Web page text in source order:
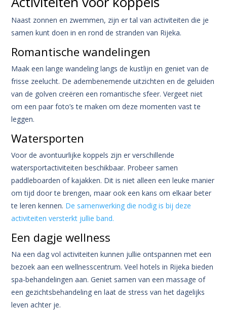
Naast zonnen en zwemmen, zijn er tal van activiteiten die je
samen kunt doen in en rond de stranden van Rijeka.
Romantische wandelingen
Maak een lange wandeling langs de kustlijn en geniet van de
frisse zeelucht. De adembenemende uitzichten en de geluiden
van de golven creëren een romantische sfeer. Vergeet niet
om een paar foto’s te maken om deze momenten vast te
leggen.
Watersporten
Voor de avontuurlijke koppels zijn er verschillende
watersportactiviteiten beschikbaar. Probeer samen
paddleboarden of kajakken. Dit is niet alleen een leuke manier
om tijd door te brengen, maar ook een kans om elkaar beter
te leren kennen. De samenwerking die nodig is bij deze
activiteiten versterkt jullie band.
Een dagje wellness
Na een dag vol activiteiten kunnen jullie ontspannen met een
bezoek aan een wellnesscentrum. Veel hotels in Rijeka bieden
spa-behandelingen aan. Geniet samen van een massage of
een gezichtsbehandeling en laat de stress van het dagelijks
leven achter je.